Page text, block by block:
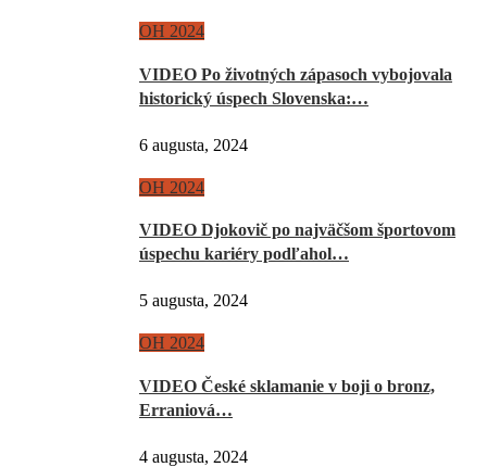
OH 2024
VIDEO Po životných zápasoch vybojovala
historický úspech Slovenska:…
6 augusta, 2024
OH 2024
VIDEO Djokovič po najväčšom športovom
úspechu kariéry podľahol…
5 augusta, 2024
OH 2024
VIDEO České sklamanie v boji o bronz,
Erraniová…
4 augusta, 2024